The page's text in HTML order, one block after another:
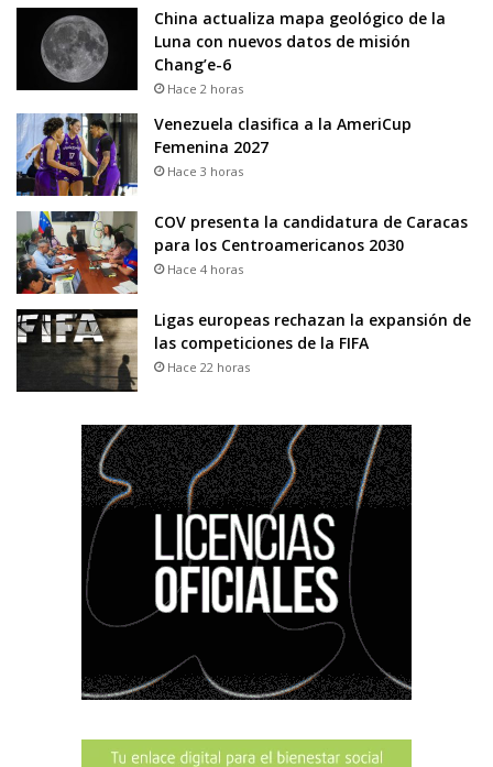
China actualiza mapa geológico de la
Luna con nuevos datos de misión
Chang’e-6
Hace 2 horas
Venezuela clasifica a la AmeriCup
Femenina 2027
Hace 3 horas
COV presenta la candidatura de Caracas
para los Centroamericanos 2030
Hace 4 horas
Ligas europeas rechazan la expansión de
las competiciones de la FIFA
Hace 22 horas